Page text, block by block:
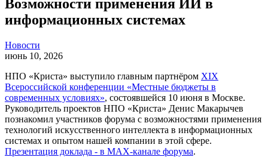
Возможности применения ИИ в
информационных системах
Новости
июнь 10, 2026
НПО «Криста» выступило главным партнёром XIX
Всероссийской конференции «Местные бюджеты в
современных условиях», состоявшейся 10 июня в Москве.
Руководитель проектов НПО «Криста» Денис Макарычев
познакомил участников форума с возможностями применения
технологий искусственного интеллекта в информационных
системах и опытом нашей компании в этой сфере.
Презентация доклада - в МАХ-канале форума.